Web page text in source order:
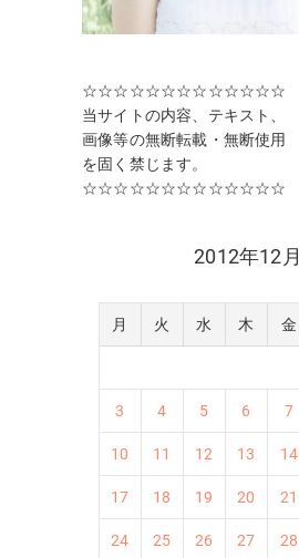
☆☆☆☆☆☆☆☆☆☆☆☆☆
当サイトの内容、テキスト、
画像等の無断転載・無断使用
を固く禁じます。
☆☆☆☆☆☆☆☆☆☆☆☆☆
2012年12月
月 火 水 木 金
3 4 5 6 7
10 11 12 13 14
17 18 19 20 21
24 25 26 27 28